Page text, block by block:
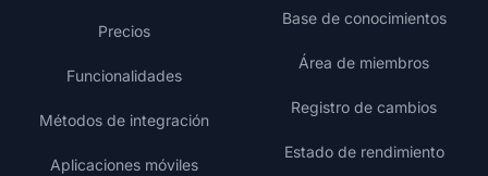
Precios
Funcionalidades
Métodos de integración
Aplicaciones móviles
Base de conocimientos
Área de miembros
Registro de cambios
Estado de rendimiento